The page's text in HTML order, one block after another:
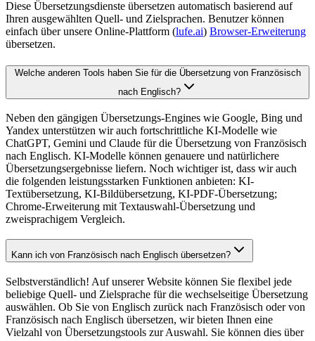
Diese Übersetzungsdienste übersetzen automatisch basierend auf
Ihren ausgewählten Quell- und Zielsprachen. Benutzer können
einfach über unsere Online-Plattform (lufe.ai) Browser-Erweiterung
übersetzen.
Welche anderen Tools haben Sie für die Übersetzung von Französisch
nach Englisch?
Neben den gängigen Übersetzungs-Engines wie Google, Bing und
Yandex unterstützen wir auch fortschrittliche KI-Modelle wie
ChatGPT, Gemini und Claude für die Übersetzung von Französisch
nach Englisch. KI-Modelle können genauere und natürlichere
Übersetzungsergebnisse liefern. Noch wichtiger ist, dass wir auch
die folgenden leistungsstarken Funktionen anbieten: KI-
Textübersetzung, KI-Bildübersetzung, KI-PDF-Übersetzung;
Chrome-Erweiterung mit Textauswahl-Übersetzung und
zweisprachigem Vergleich.
Kann ich von Französisch nach Englisch übersetzen?
Selbstverständlich! Auf unserer Website können Sie flexibel jede
beliebige Quell- und Zielsprache für die wechselseitige Übersetzung
auswählen. Ob Sie von Englisch zurück nach Französisch oder von
Französisch nach Englisch übersetzen, wir bieten Ihnen eine
Vielzahl von Übersetzungstools zur Auswahl. Sie können dies über